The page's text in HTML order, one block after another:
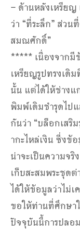
– ด้านหลังเหรีย
ว่า “ที่ระลึก” ส่ว
สมณศักดิ์”
***** เนื่องจากมี
เหรียญรูปทรงเดิ
นั้น แต่ได้ให้ช่าง
พิมพ์เดิมชำรุดไป
กันว่า “บล็อกเสริ
ากะไหล่เงิน ซี่งข้
น่าจะเป็นความจ
เก็บสะสมพระชุด
ได้ให้ข้อมูลว่าไม่
ขอให้ท่านที่ศึกษาใ
ปัจจุบันนี้การปลอ